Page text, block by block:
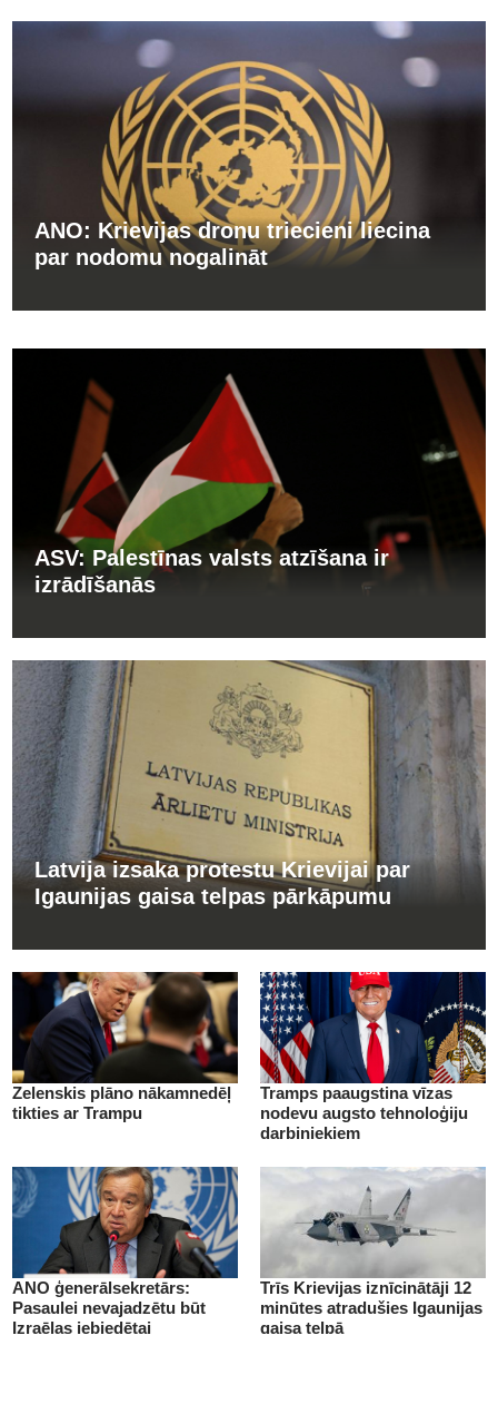
ANO: Krievijas dronu triecieni liecina
par nodomu nogalināt
ASV: Palestīnas valsts atzīšana ir
izrādīšanās
Latvija izsaka protestu Krievijai par
Igaunijas gaisa telpas pārkāpumu
Zelenskis plāno nākamnedēļ
tikties ar Trampu
Tramps paaugstina vīzas
nodevu augsto tehnoloģiju
darbiniekiem
ANO ģenerālsekretārs:
Pasaulei nevajadzētu būt
Izraēlas iebiedētai
Trīs Krievijas iznīcinātāji 12
minūtes atradušies Igaunijas
gaisa telpā